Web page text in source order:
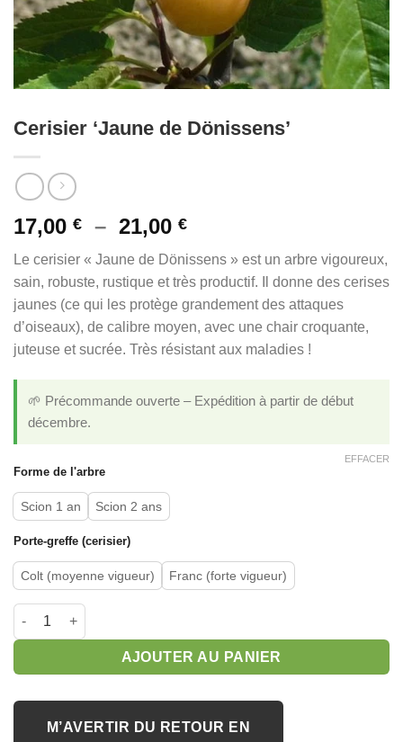
Cerisier ‘Jaune de Dönissens’
17,00 € – 21,00 €Plage
prix :
17,00 €
à
21,00 €
Le cerisier « Jaune de Dönissens » est un arbre vigoureux,
sain, robuste, rustique et très productif. Il donne des cerises
jaunes (ce qui les protège grandement des attaques
d’oiseaux), de calibre moyen, avec une chair croquante,
juteuse et sucrée. Très résistant aux maladies !
🌱 Précommande ouverte – Expédition à partir de début
décembre.
Forme de l'arbre
Scion 1 an Scion 2 ans
Porte-greffe (cerisier)
Colt (moyenne vigueur) Franc (forte vigueur)
EFFACER
quantité de Cerisier 'Jaune de Dönissens'
AJOUTER AU PANIER
M’AVERTIR DU RETOUR EN